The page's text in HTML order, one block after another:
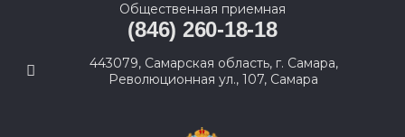
Общественная приемная
(846) 260-18-18
443079, Самарская область, г. Самара,
Революционная ул., 107, Самара